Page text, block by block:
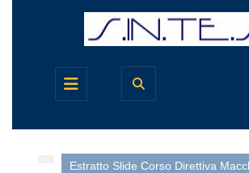
Open
Estratto Slide Corso Direttiva